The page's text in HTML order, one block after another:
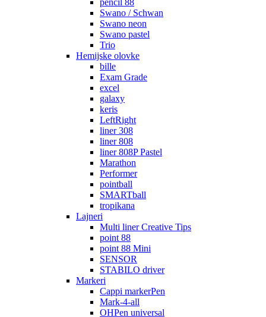
pencil 88
Swano / Schwan
Swano neon
Swano pastel
Trio
Hemijske olovke
bille
Exam Grade
excel
galaxy
keris
LeftRight
liner 308
liner 808
liner 808P Pastel
Marathon
Performer
pointball
SMARTball
tropikana
Lajneri
Multi liner Creative Tips
point 88
point 88 Mini
SENSOR
STABILO driver
Markeri
Cappi markerPen
Mark-4-all
OHPen universal